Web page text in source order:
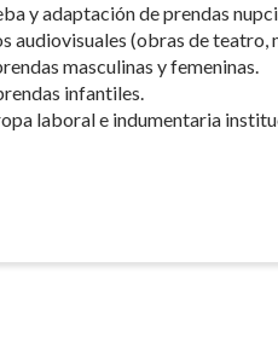
y adaptación de prendas
audiovisuales (obras de teatro,
masculinas y femeninas.
infantiles.
laboral e indumentaria